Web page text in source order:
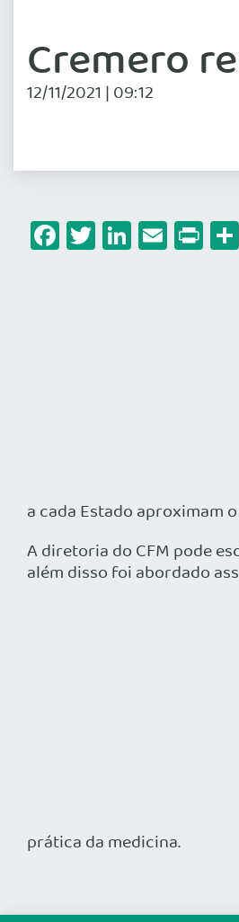
Cremero
12/11/2021 | 09:12
Facebook
Twitter
LinkedIn
Email
a cada Estado aproximam
A diretoria do CFM pode
além disso foi abordado
prática da medicina.